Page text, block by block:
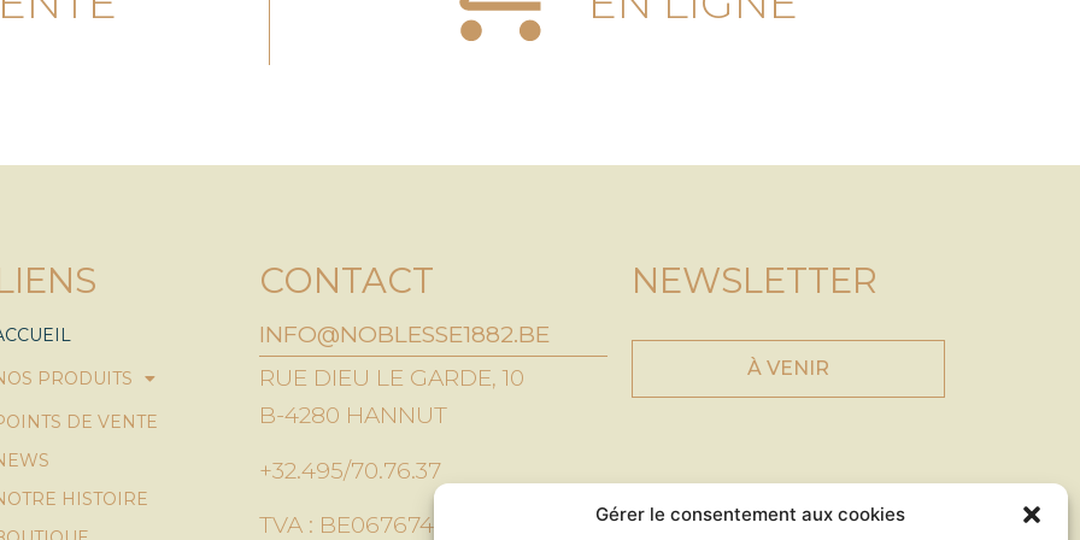
Gérer le consentement aux cookies
PRODUITS
DE VENTE
HISTOIRE
CONTACT
INFO@NOBLESSE1882.BE
RUE DIEU LE GARDE, 10
B-4280 HANNUT
+32.495/70.76.37
TVA : BE0676743363
NEWSLETTER
À VENIR